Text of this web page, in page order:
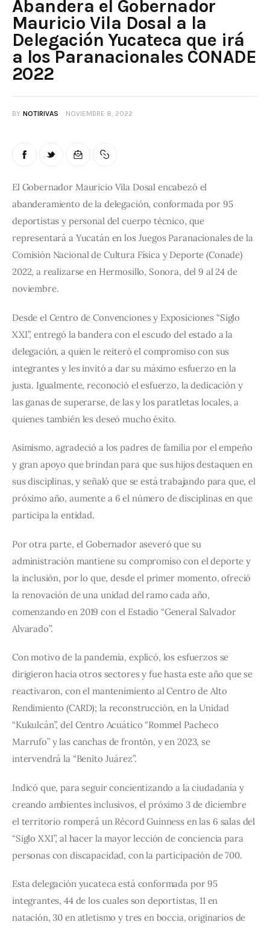
Abandera el Gobernador
Mauricio Vila Dosal a la
Delegación Yucateca que irá
a los Paranacionales CONADE
2022
BY NOTIRIVAS NOVIEMBRE 8, 2022
El Gobernador Mauricio Vila Dosal encabezó el
abanderamiento de la delegación, conformada por 95
deportistas y personal del cuerpo técnico, que
representará a Yucatán en los Juegos Paranacionales de la
Comisión Nacional de Cultura Física y Deporte (Conade)
2022, a realizarse en Hermosillo, Sonora, del 9 al 24 de
noviembre.
Desde el Centro de Convenciones y Exposiciones “Siglo
XXI”, entregó la bandera con el escudo del estado a la
delegación, a quien le reiteró el compromiso con sus
integrantes y les invitó a dar su máximo esfuerzo en la
justa. Igualmente, reconoció el esfuerzo, la dedicación y
las ganas de superarse, de las y los paratletas locales, a
quienes también les deseó mucho éxito.
Asimismo, agradeció a los padres de familia por el empeño
y gran apoyo que brindan para que sus hijos destaquen en
sus disciplinas, y señaló que se está trabajando para que, el
próximo año, aumente a 6 el número de disciplinas en que
participa la entidad.
Por otra parte, el Gobernador aseveró que su
administración mantiene su compromiso con el deporte y
la inclusión, por lo que, desde el primer momento, ofreció
la renovación de una unidad del ramo cada año,
comenzando en 2019 con el Estadio “General Salvador
Alvarado”.
Con motivo de la pandemia, explicó, los esfuerzos se
dirigieron hacia otros sectores y fue hasta este año que se
reactivaron, con el mantenimiento al Centro de Alto
Rendimiento (CARD); la reconstrucción, en la Unidad
“Kukulcán”, del Centro Acuático “Rommel Pacheco
Marrufo” y las canchas de frontón, y en 2023, se
intervendrá la “Benito Juárez”.
Indicó que, para seguir concientizando a la ciudadanía y
creando ambientes inclusivos, el próximo 3 de diciembre
el territorio romperá un Récord Guinness en las 6 salas del
“Siglo XXI”, al hacer la mayor lección de conciencia para
personas con discapacidad, con la participación de 700.
Esta delegación yucateca está conformada por 95
integrantes, 44 de los cuales son deportistas, 11 en
natación, 30 en atletismo y tres en boccia, originarios de